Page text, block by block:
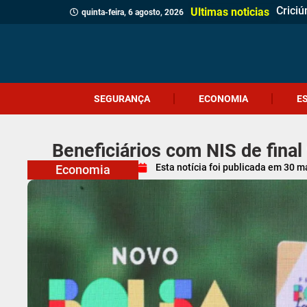
quinta-feira, 6 agosto, 2026 Ultimas noticias Dia
Içara
Idosa
PM
SEGURANÇA ECONOMIA
Beneficiários com NIS de
Economia Esta notícia foi publicada em 30